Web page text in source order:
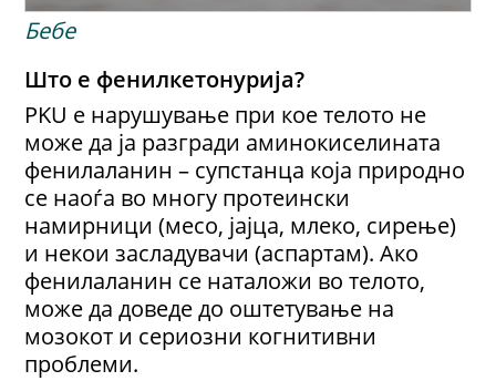
Бебе
Што е фенилкетонурија?
PKU е нарушување при кое телото не
може да ја разгради аминокиселината
фенилаланин – супстанца која природно
се наоѓа во многу протеински
намирници (месо, јајца, млеко, сирење)
и некои засладувачи (аспартам). Ако
фенилаланин се наталожи во телото,
може да доведе до оштетување на
мозокот и сериозни когнитивни
проблеми.